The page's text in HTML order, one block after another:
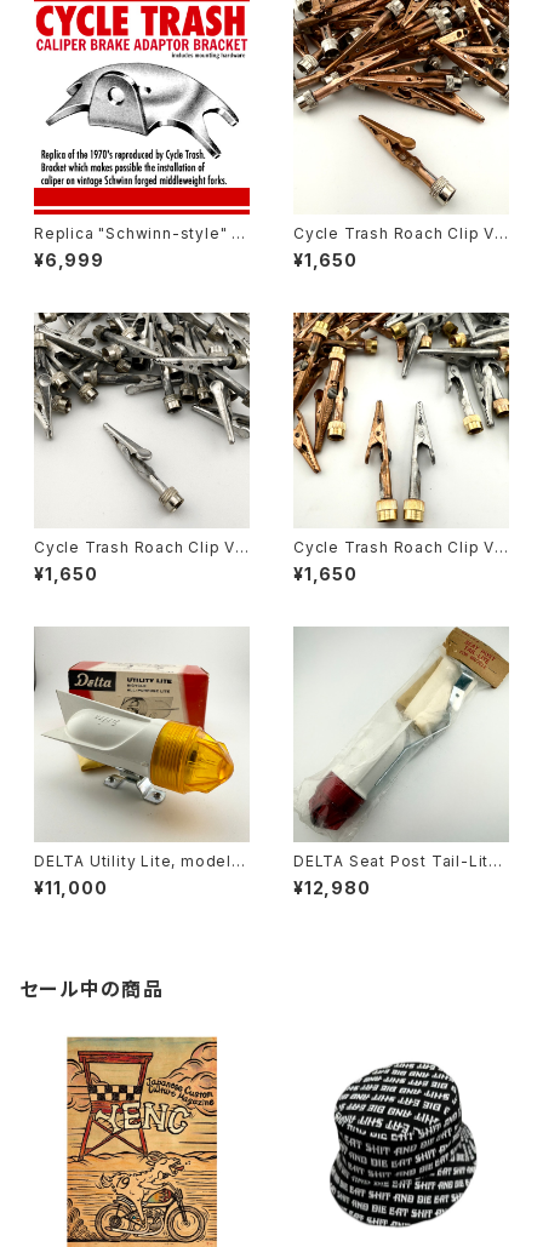
Replica "Schwinn-style" C
aliper Brake adaptor Brack
et
¥6,999
Cycle Trash Roach Clip Val
ve Cap ver.2, copper
¥1,650
Cycle Trash Roach Clip Val
ve Cap ver.2, zinc
¥1,650
Cycle Trash Roach Clip Val
ve Cap
¥1,650
DELTA Utility Lite, model A
-2117 amber n.o.s.
¥11,000
DELTA Seat Post Tail-Lite,
n.o.s.
¥12,980
セール中の商品